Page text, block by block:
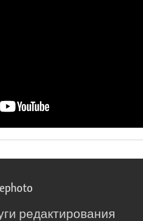
редактирования